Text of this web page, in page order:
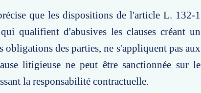
que les dispositions de l'article L. 132-1
qualifient d'abusives les clauses créant un
des parties, ne s'appliquent pas aux
litigieuse ne peut être sanctionnée sur le
la responsabilité contractuelle.